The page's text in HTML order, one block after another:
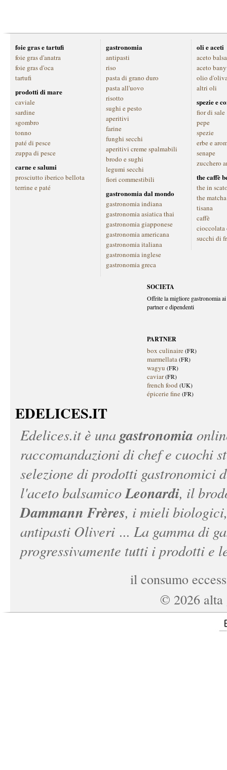
foie gras e tartufi
foie gras d'anatra
foie gras d'oca
tartufi
prodotti di mare
caviale
sardine
sgombro
tonno
paté di pesce
zuppa di pesce
carne e salumi
prosciutto iberico bellota
terrine e paté
gastronomia
antipasti
riso
pasta di grano duro
pasta all'uovo
risotto
sughi e pesto
aperitivi
farine
funghi secchi
aperitivi creme spalmabili
brodo e sughi
legumi secchi
fiori commestibili
gastronomia dal mondo
gastronomia indiana
gastronomia asiatica thai
gastronomia giapponese
gastronomia americana
gastronomia italiana
gastronomia inglese
gastronomia greca
oli e aceti
aceto
aceto
olio
altri oli
spezie e
fior di sale
pepe
spezie
erbe e
senape
zucchero
the caffè
the in
the matcha
tisana
caffè
cioccolata
succhi di
SOCIETA
Offrite la migliore gastronomia
partner e dipendenti
PARTNER
box culinaire(FR)
marmellata(FR)
wagyu (FR)
caviar(FR)
french food (UK)
épicerie fine(FR)
EDELICES.IT
Edelices.itè una gastronomia
raccomandazioni di chef e cuochi
selezione di prodotti gastronomici
l'aceto balsamicoLeonardi, il
Dammann Frères, i mieli
antipasti Oliveri ... La gamma di
progressivamente tutti i prodotti e
il consumo
© 2026